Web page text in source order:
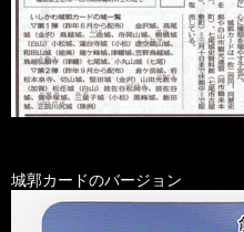
城郭カードのバージョン